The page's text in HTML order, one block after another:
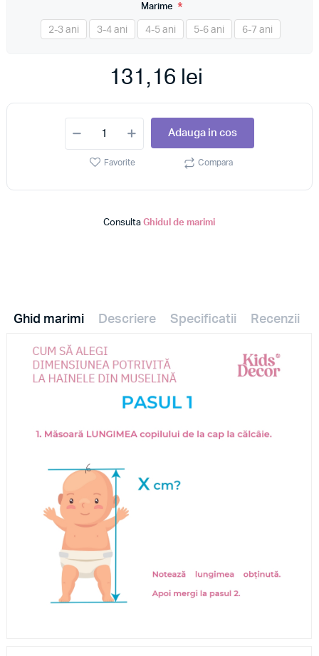
Marime *
2-3 ani 3-4 ani 4-5 ani 5-6 ani 6-7 ani
131,16 lei
Adauga in cos
Favorite Compara
ConsultaGhidul de marimi
Ghid marimi Descriere Specificatii Recenzii